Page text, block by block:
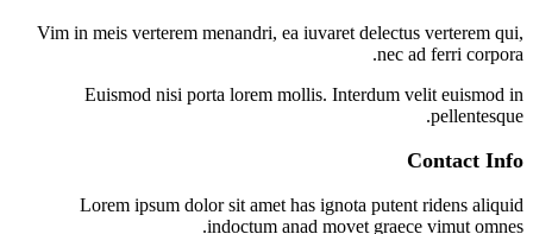
Vim in meis verterem menandri, ea iuvaret delectus verterem qui,
nec ad ferri corpora.
Euismod nisi porta lorem mollis. Interdum velit euismod in
pellentesque.
Contact Info
Lorem ipsum dolor sit amet has ignota putent ridens aliquid
indoctum anad movet graece vimut omnes.